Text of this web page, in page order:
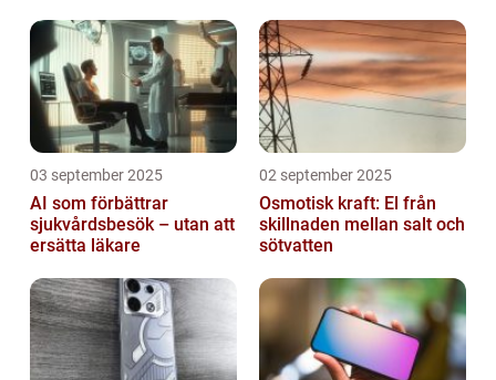
03 september 2025
AI som förbättrar
sjukvårdsbesök – utan att
ersätta läkare
02 september 2025
Osmotisk kraft: El från
skillnaden mellan salt och
sötvatten